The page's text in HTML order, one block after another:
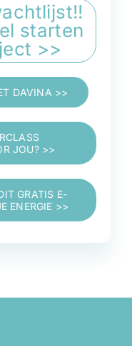
starten
>>
DAVINA >>
JOU? >>
GRATIS E-
ENERGIE >>